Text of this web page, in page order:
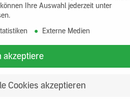
Ihre Auswahl jederzeit unter
Externe Medien
akzeptiere
Cookies akzeptieren